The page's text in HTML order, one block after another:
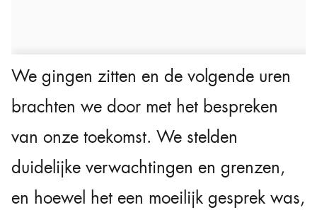
We gingen zitten en de volgende uren
brachten we door met het bespreken
van onze toekomst. We stelden
duidelijke verwachtingen en grenzen,
en hoewel het een moeilijk gesprek was,